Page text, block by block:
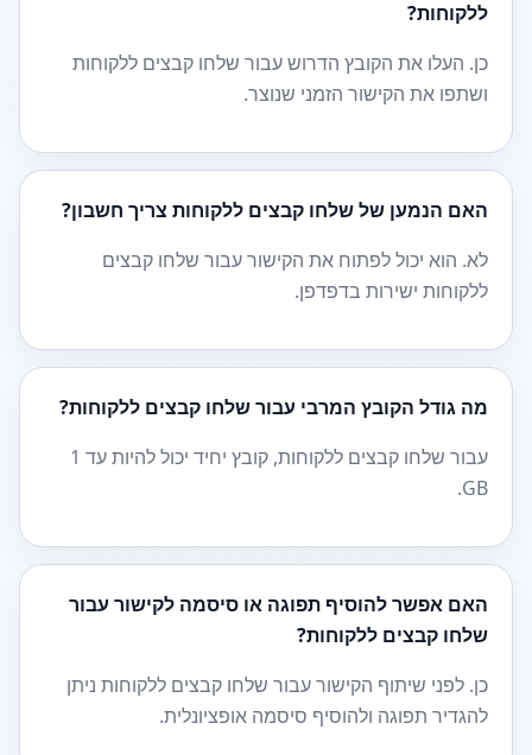
ללקוחות?
כן. העלו את הקובץ הדרוש עבור שלחו קבצים ללקוחות
ושתפו את הקישור הזמני שנוצר.
האם הנמען של שלחו קבצים ללקוחות צריך חשבון?
לא. הוא יכול לפתוח את הקישור עבור שלחו קבצים
ללקוחות ישירות בדפדפן.
מה גודל הקובץ המרבי עבור שלחו קבצים ללקוחות?
עבור שלחו קבצים ללקוחות, קובץ יחיד יכול להיות עד 1
GB.
האם אפשר להוסיף תפוגה או סיסמה לקישור עבור
שלחו קבצים ללקוחות?
כן. לפני שיתוף הקישור עבור שלחו קבצים ללקוחות ניתן
להגדיר תפוגה ולהוסיף סיסמה אופציונלית.